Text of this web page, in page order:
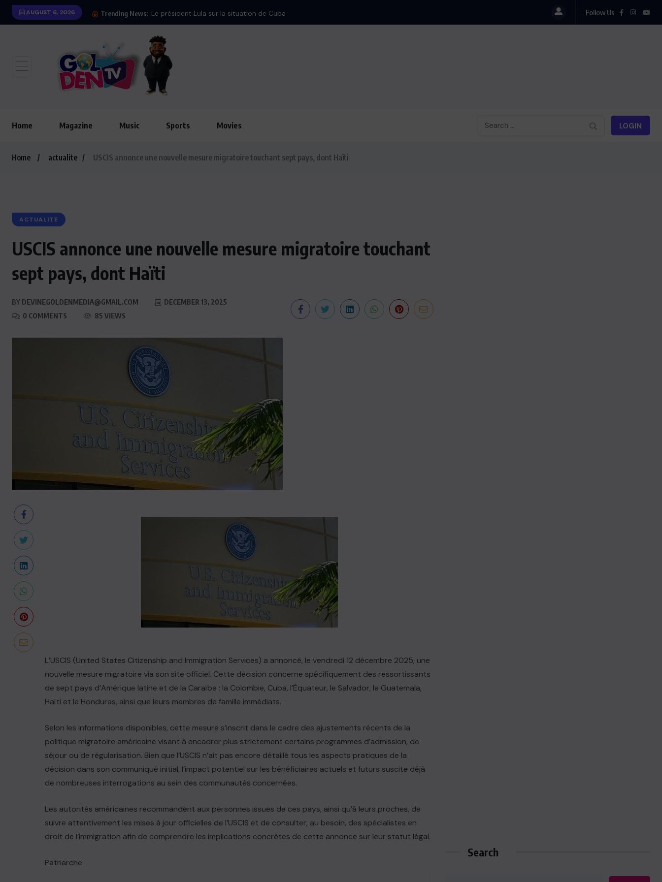
AUGUST 6, 2026 Trending News: Le président Lula sur la situation de Cuba Follow Us
Home Magazine Music Sports Movies LOGIN
Home actualite USCIS annonce une nouvelle mesure migratoire touchant sept pays, dont Haïti
ACTUALITE
USCIS annonce une nouvelle mesure migratoire touchant
sept pays, dont Haïti
BY DEVINEGOLDENMEDIA@GMAIL.COM
DECEMBER 13, 2025
0 COMMENTS
85 VIEWS
L’USCIS (United States Citizenship and Immigration Services) a annoncé, le vendredi 12 décembre 2025, une
nouvelle mesure migratoire via son site officiel. Cette décision concerne spécifiquement des ressortissants
de sept pays d’Amérique latine et de la Caraïbe : la Colombie, Cuba, l’Équateur, le Salvador, le Guatemala,
Haïti et le Honduras, ainsi que leurs membres de famille immédiats.
Selon les informations disponibles, cette mesure s’inscrit dans le cadre des ajustements récents de la
politique migratoire américaine visant à encadrer plus strictement certains programmes d’admission, de
séjour ou de régularisation. Bien que l’USCIS n’ait pas encore détaillé tous les aspects pratiques de la
décision dans son communiqué initial, l’impact potentiel sur les bénéficiaires actuels et futurs suscite déjà
de nombreuses interrogations au sein des communautés concernées.
Les autorités américaines recommandent aux personnes issues de ces pays, ainsi qu’à leurs proches, de
suivre attentivement les mises à jour officielles de l’USCIS et de consulter, au besoin, des spécialistes en
droit de l’immigration afin de comprendre les implications concrètes de cette annonce sur leur statut légal.
Patriarche
Search